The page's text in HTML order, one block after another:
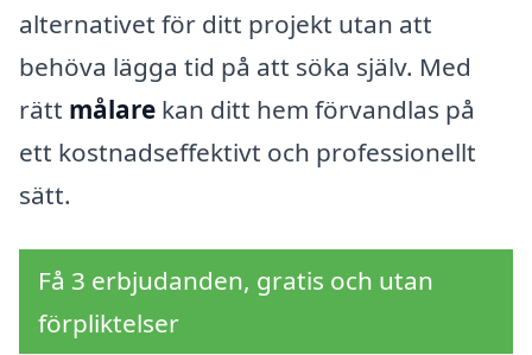
alternativet för ditt projekt utan att
behöva lägga tid på att söka själv. Med
rätt målare kan ditt hem förvandlas på
ett kostnadseffektivt och professionellt
sätt.
Få 3 erbjudanden, gratis och utan
förpliktelser